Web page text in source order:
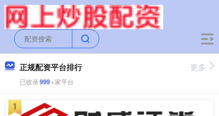
正规配资平台排行
已收录999+家平台
更多